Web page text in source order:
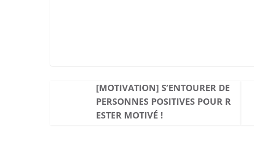
[MOTIVATION] S’ENTOURER DE
PERSONNES POSITIVES POUR R
ESTER MOTIVÉ !